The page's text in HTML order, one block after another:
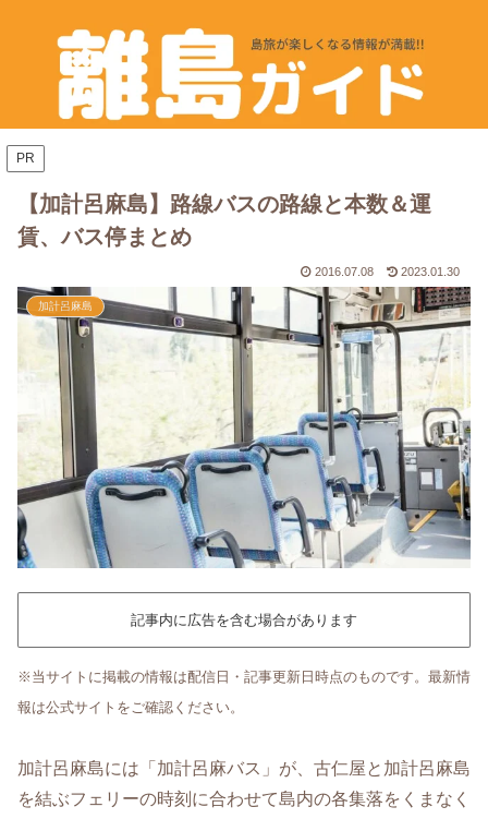
PR
【加計呂麻島】路線バスの路線と本数＆運
賃、バス停まとめ
2016.07.08 2023.01.30
加計呂麻島
記事内に広告を含む場合があります
※当サイトに掲載の情報は配信日・記事更新日時点のものです。最新情
報は公式サイトをご確認ください。
加計呂麻島には「加計呂麻バス」が、古仁屋と加計呂麻島
を結ぶフェリーの時刻に合わせて島内の各集落をくまなく